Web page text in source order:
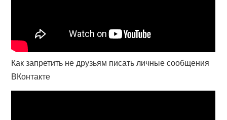
Как запретить не друзьям писать личные сообщения
ВКонтакте